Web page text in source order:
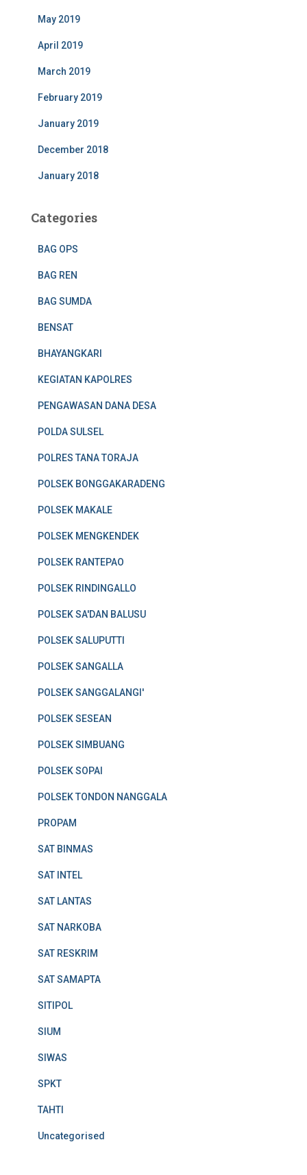
May 2019
April 2019
March 2019
February 2019
January 2019
December 2018
January 2018
Categories
BAG OPS
BAG REN
BAG SUMDA
BENSAT
BHAYANGKARI
KEGIATAN KAPOLRES
PENGAWASAN DANA DESA
POLDA SULSEL
POLRES TANA TORAJA
POLSEK BONGGAKARADENG
POLSEK MAKALE
POLSEK MENGKENDEK
POLSEK RANTEPAO
POLSEK RINDINGALLO
POLSEK SA'DAN BALUSU
POLSEK SALUPUTTI
POLSEK SANGALLA
POLSEK SANGGALANGI'
POLSEK SESEAN
POLSEK SIMBUANG
POLSEK SOPAI
POLSEK TONDON NANGGALA
PROPAM
SAT BINMAS
SAT INTEL
SAT LANTAS
SAT NARKOBA
SAT RESKRIM
SAT SAMAPTA
SITIPOL
SIUM
SIWAS
SPKT
TAHTI
Uncategorised